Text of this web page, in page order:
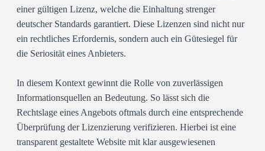
einer gültigen Lizenz, welche die Einhaltung strenger
deutscher Standards garantiert. Diese Lizenzen sind nicht nur
ein rechtliches Erfordernis, sondern auch ein Gütesiegel für
die Seriosität eines Anbieters.
In diesem Kontext gewinnt die Rolle von zuverlässigen
Informationsquellen an Bedeutung. So lässt sich die
Rechtslage eines Angebots oftmals durch eine entsprechende
Überprüfung der Lizenzierung verifizieren. Hierbei ist eine
transparent gestaltete Website mit klar ausgewiesenen